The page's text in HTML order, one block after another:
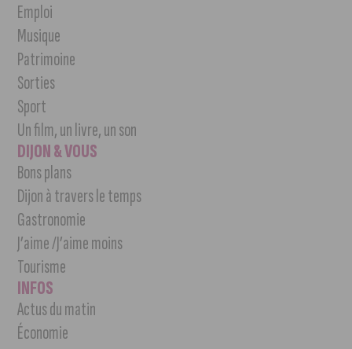
Emploi
Musique
Patrimoine
Sorties
Sport
Un film, un livre, un son
DIJON & VOUS
Bons plans
Dijon à travers le temps
Gastronomie
J’aime /J’aime moins
Tourisme
INFOS
Actus du matin
Économie